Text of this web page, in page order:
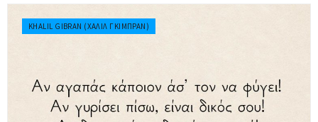
KHALIL GIBRAN (ΧΑΛΊΛ ΓΚΙΜΠΡΆΝ)